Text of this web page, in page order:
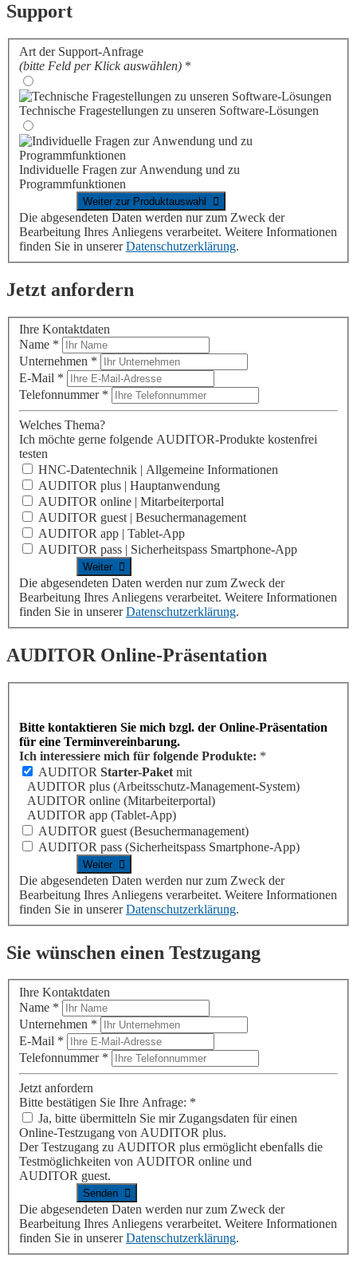
Support
Art der Support-Anfrage
(bitte Feld per Klick auswählen) *
Technische Fragestellungen zu unseren Software-Lösungen
Individuelle Fragen zur Anwendung und zu
Programmfunktionen
Die abgesendeten Daten werden nur zum Zweck der
Bearbeitung Ihres Anliegens verarbeitet. Weitere Informationen
finden Sie in unsererDatenschutzerklärung.
Jetzt anfordern
Ihre Kontaktdaten
Name *
Unternehmen *
E-Mail *
Telefonnummer *
Welches Thema?
Ich möchte gerne folgende AUDITOR-Produkte kostenfrei
testen
HNC-Datentechnik | Allgemeine Informationen
AUDITOR plus | Hauptanwendung
AUDITOR online | Mitarbeiterportal
AUDITOR guest | Besuchermanagement
AUDITOR app | Tablet-App
AUDITOR pass | Sicherheitspass Smartphone-App
Die abgesendeten Daten werden nur zum Zweck der
Bearbeitung Ihres Anliegens verarbeitet. Weitere Informationen
finden Sie in unsererDatenschutzerklärung.
AUDITOR Online-Präsentation
Bitte kontaktieren Sie mich bzgl. der Online-Präsentation
für eine Terminvereinbarung.
Ich interessiere mich für folgende Produkte: *
AUDITOR Starter-Paket mit
AUDITOR plus (Arbeitsschutz-Management-System)
AUDITOR online (Mitarbeiterportal)
AUDITOR app (Tablet-App)
AUDITOR guest (Besuchermanagement)
AUDITOR pass (Sicherheitspass Smartphone-App)
Die abgesendeten Daten werden nur zum Zweck der
Bearbeitung Ihres Anliegens verarbeitet. Weitere Informationen
finden Sie in unsererDatenschutzerklärung.
Sie wünschen einen Testzugang
Ihre Kontaktdaten
Name *
Unternehmen *
E-Mail *
Telefonnummer *
Jetzt anfordern
Bitte bestätigen Sie Ihre Anfrage: *
Ja, bitte übermitteln Sie mir Zugangsdaten für einen
Online-Testzugang von AUDITOR plus.
Der Testzugang zu AUDITOR plus ermöglicht ebenfalls die
Testmöglichkeiten von AUDITOR online und
AUDITOR guest.
Die abgesendeten Daten werden nur zum Zweck der
Bearbeitung Ihres Anliegens verarbeitet. Weitere Informationen
finden Sie in unsererDatenschutzerklärung.